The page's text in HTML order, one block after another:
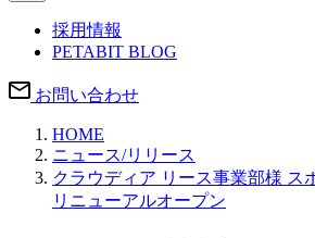
採用情報
PETABIT BLOG
お問い合わせ
HOME
ニュース/リリース
クラウディア リース事業部様 ス
リニューアルオープン